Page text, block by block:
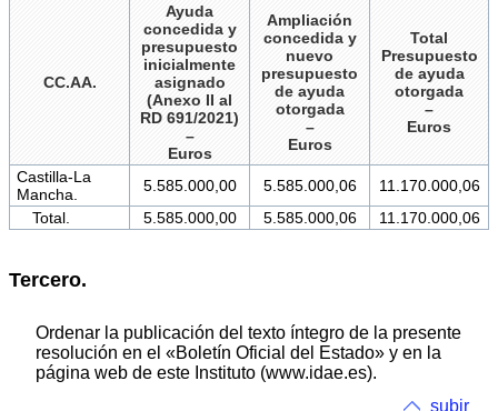
CC.AA.
Ayuda
concedida y
presupuesto
inicialmente
asignado
(Anexo II al
RD 691/2021)
–
Euros
Ampliación
concedida y
nuevo
presupuesto
de ayuda
otorgada
–
Euros
Total
Presupuesto
de ayuda
otorgada
–
Euros
Castilla-La
Mancha.
5.585.000,00 5.585.000,06
11.170.000,06
Total.
5.585.000,00 5.585.000,06 11.170.000,06
Tercero.
Ordenar la publicación del texto íntegro de la presente
resolución en el «Boletín Oficial del Estado» y en la
página web de este Instituto (www.idae.es).
subir